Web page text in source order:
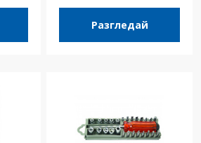
Разгледай